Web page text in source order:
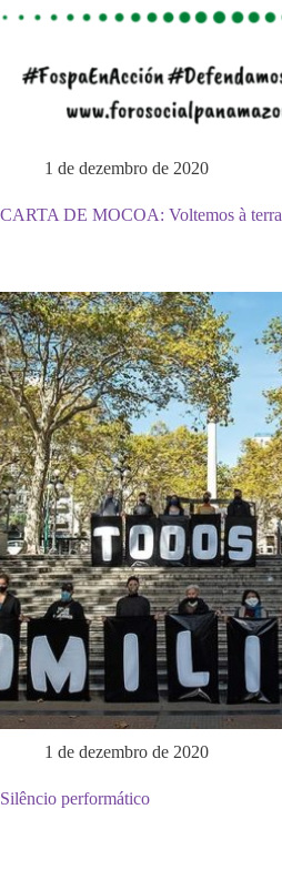
1 de dezembro de 2020
CARTA DE MOCOA: Voltemos à terra
1 de dezembro de 2020
Silêncio performático